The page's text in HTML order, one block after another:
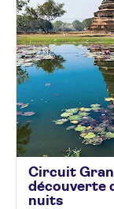
Circuit
découverte
nuits